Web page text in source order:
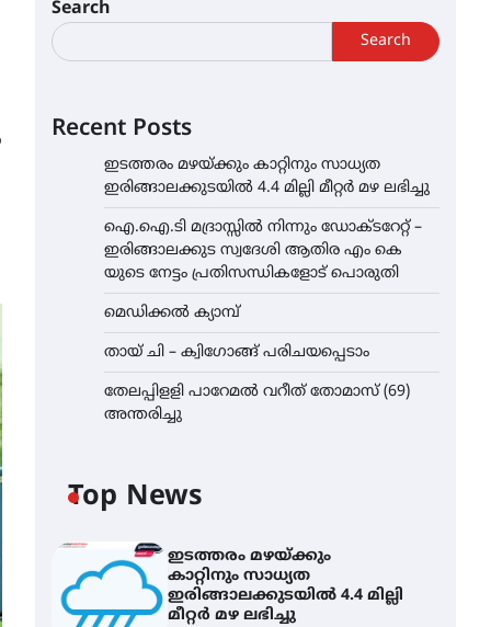
Search
Search
Recent Posts
ഇടത്തരം മഴയ്ക്കും കാറ്റിനും സാധ്യത
ഇരിങ്ങാലക്കുടയിൽ 4.4 മില്ലി മീറ്റർ മഴ ലഭിച്ചു
ഐ.ഐ.ടി മദ്രാസ്സിൽ നിന്നും ഡോക്ടറേറ്റ് –
ഇരിങ്ങാലക്കുട സ്വദേശി ആതിര എം കെ
യുടെ നേട്ടം പ്രതിസന്ധികളോട് പൊരുതി
മെഡിക്കൽ ക്യാമ്പ്
തായ് ചി – ക്വിഗോങ്ങ് പരിചയപ്പെടാം
തേലപ്പിളളി പാറേമൽ വറീത് തോമാസ് (69)
അന്തരിച്ചു
Top News
ഇടത്തരം മഴയ്ക്കും
കാറ്റിനും സാധ്യത
ഇരിങ്ങാലക്കുടയിൽ 4.4 മില്ലി
മീറ്റർ മഴ ലഭിച്ചു